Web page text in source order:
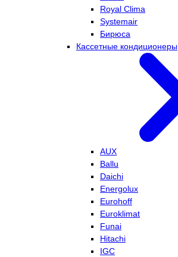
Royal Clima
Systemair
Бирюса
Кассетные кондиционеры
AUX
Ballu
Daichi
Energolux
Eurohoff
Euroklimat
Funai
Hitachi
IGC